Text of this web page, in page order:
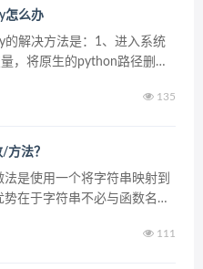
怎么办
的解决方法是：1、进入系统
，将原生的python路径删
135
法？
是使用一个将字符串映射到
在于字符串不必与函数名称
111